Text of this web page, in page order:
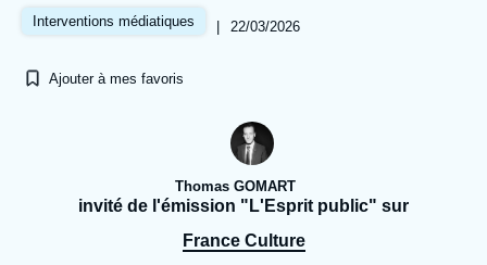
Se connecter
À propos de l'Ifri
Proche-Orient
Interventions médiatiques | 22/03/2026
Ajouter à mes favoris
Thomas GOMART
invité de l'émission "L'Esprit public" sur
France Culture